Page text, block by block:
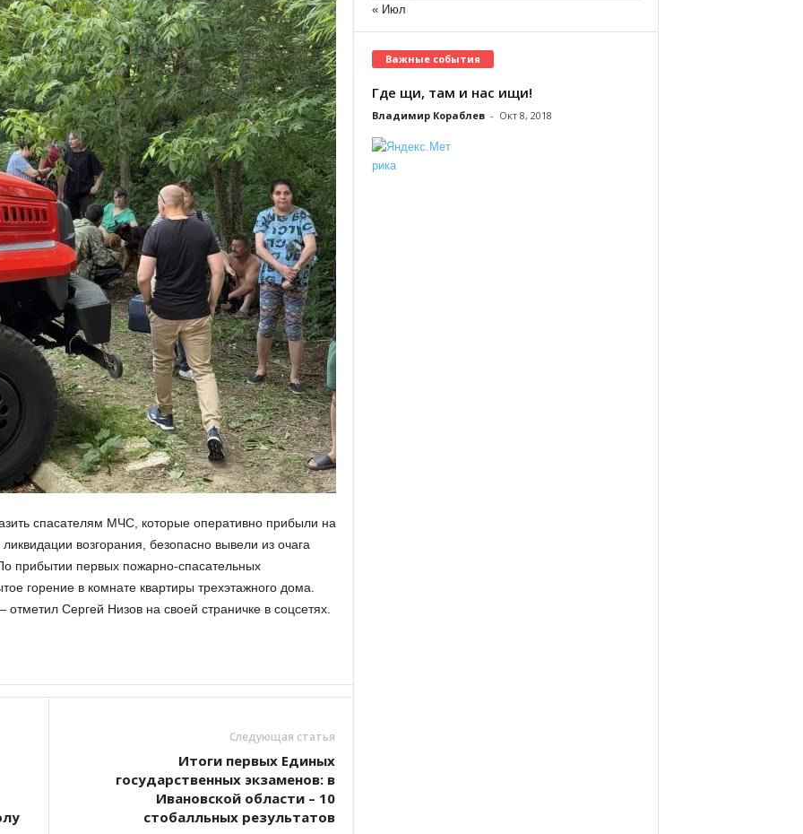
спасателям МЧС, которые оперативно прибыли на
возгорания, безопасно вывели из очага
прибытии первых пожарно-спасательных
горение в комнате квартиры трехэтажного дома.
Сергей Низов на своей страничке в соцсетях.
Следующая статья
Итоги первых Единых
государственных экзаменов: в
Ивановской области – 10
стобалльных результатов
« Июл
Важные события
Где щи, там и нас ищи!
Владимир Кораблев - Окт 8, 2018